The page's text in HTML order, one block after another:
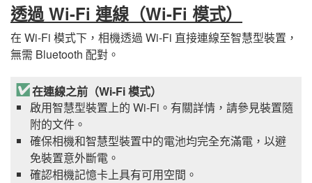
透過 Wi-Fi 連線（Wi-Fi 模式）
在 Wi-Fi 模式下，相機透過 Wi-Fi 直接連線至智慧型裝置，
無需 Bluetooth 配對。
在連線之前（Wi-Fi 模式）
啟用智慧型裝置上的 Wi-Fi。有關詳情，請參見裝置隨
附的文件。
確保相機和智慧型裝置中的電池均完全充滿電，以避
免裝置意外斷電。
確認相機記憶卡上具有可用空間。